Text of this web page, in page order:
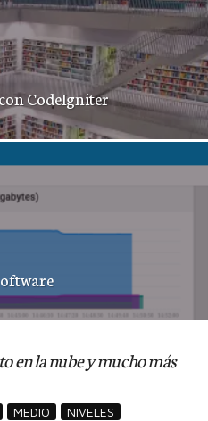
CodeIgniter
en la nube y mucho más
MEDIO
NIVELES